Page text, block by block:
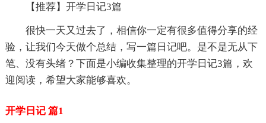
【推荐】开学日记3篇
很快一天又过去了，相信你一定有很多值得分享的经
验，让我们今天做个总结，写一篇日记吧。是不是无从下
笔、没有头绪？下面是小编收集整理的开学日记3篇，欢
迎阅读，希望大家能够喜欢。
开学日记 篇1